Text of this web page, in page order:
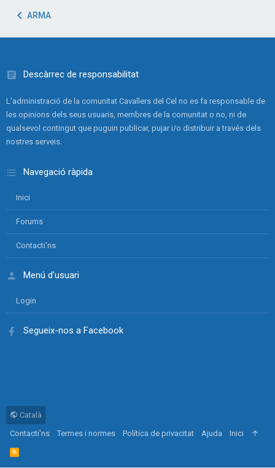
ARMA
Descàrrec de responsabilitat
L'administració de la comunitat Cavallers del Cel no es fa responsable de
les opinions dels seus usuaris, membres de la comunitat o no, ni de
qualsevol contingut que puguin publicar, pujar i/o distribuir a través dels
nostres serveis.
Navegació ràpida
Inici
Forums
Contacti'ns
Menú d'usuari
Login
Segueix-nos a Facebook
Català
Contacti'ns
Termes i normes Política de privacitat Ajuda Inici
R
S